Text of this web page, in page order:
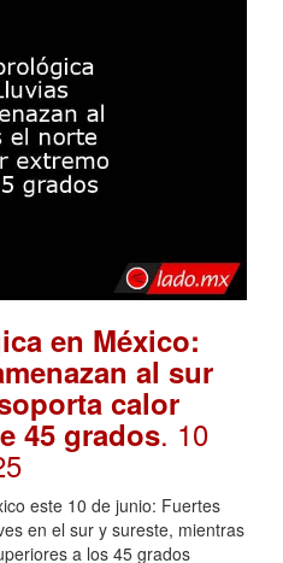
en México:
al sur
calor
45 grados. 10
este 10 de junio: Fuertes
en el sur y sureste, mientras
a los 45 grados